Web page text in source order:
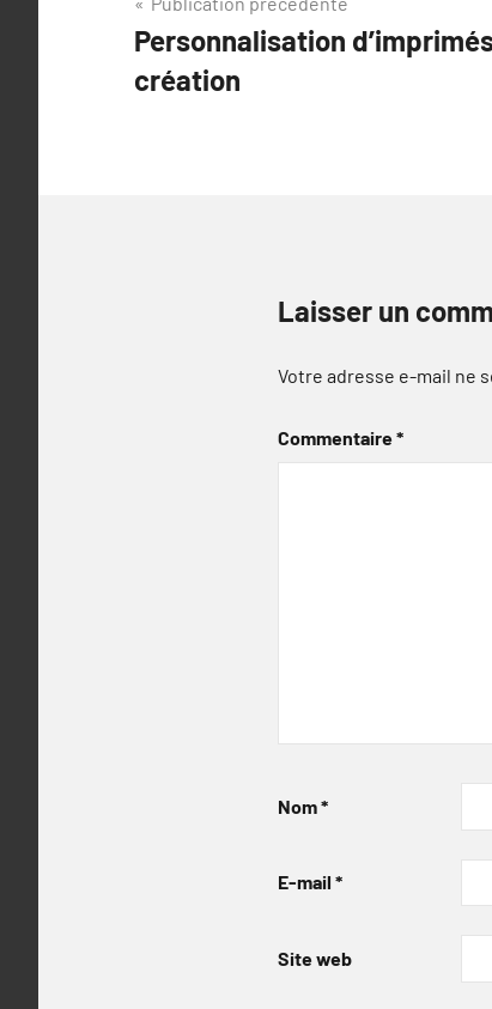
Navigation
de
l’article
Personnalisation
création
Laisser un
Votre adresse e-mail ne
Commentaire*
Nom*
E-mail *
Site web